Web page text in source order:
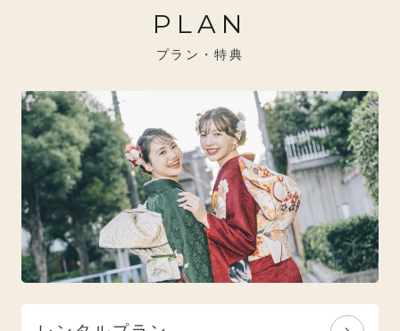
26万円～31万円未満
ナチュラル
ブルべ夏におすすめ
ブルべ冬におすすめ
特選技法
オリジナルブランド
人気モデルブランド
PLAN
プラン・特典